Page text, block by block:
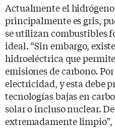
Actualmente el hidrógeno
principalmente es gris,
se utilizan combustibles
ideal. “Sin embargo,
hidroeléctrica que
emisiones de carbono.
electricidad, y esta debe
tecnologías bajas en
solar o incluso nuclear.
extremadamente